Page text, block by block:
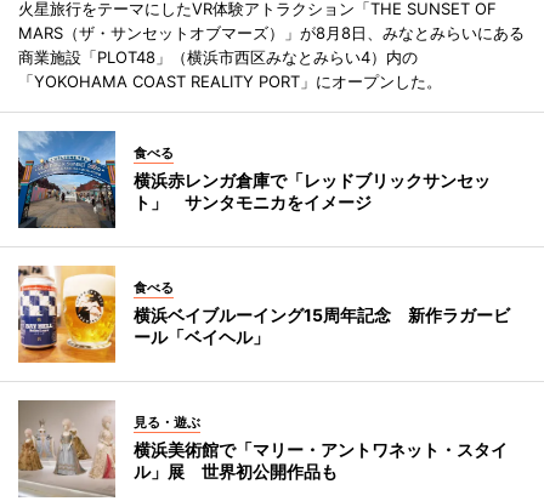
火星旅行をテーマにしたVR体験アトラクション「THE SUNSET OF
MARS（ザ・サンセットオブマーズ）」が8月8日、みなとみらいにある
商業施設「PLOT48」（横浜市西区みなとみらい4）内の
「YOKOHAMA COAST REALITY PORT」にオープンした。
食べる
横浜赤レンガ倉庫で「レッドブリックサンセッ
ト」 サンタモニカをイメージ
食べる
横浜ベイブルーイング15周年記念 新作ラガービ
ール「ベイヘル」
見る・遊ぶ
横浜美術館で「マリー・アントワネット・スタイ
ル」展 世界初公開作品も